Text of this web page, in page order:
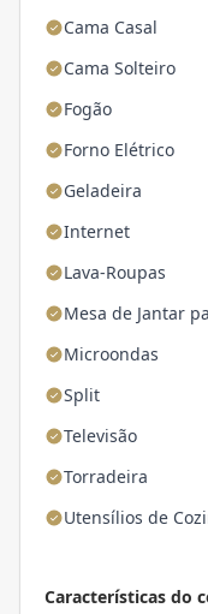
Cama Casal
Cama Solteiro
Fogão
Forno Elétrico
Geladeira
Internet
Lava-Roupas
Mesa de Jantar
Microondas
Split
Televisão
Torradeira
Utensílios de
Características do